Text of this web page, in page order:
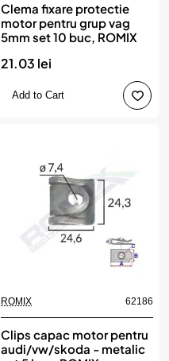
Clema fixare protectie
motor pentru grup vag
5mm set 10 buc, ROMIX
21.03 lei
Add to Cart
ROMIX 62186
Clips capac motor pentru
audi/vw/skoda - metalic